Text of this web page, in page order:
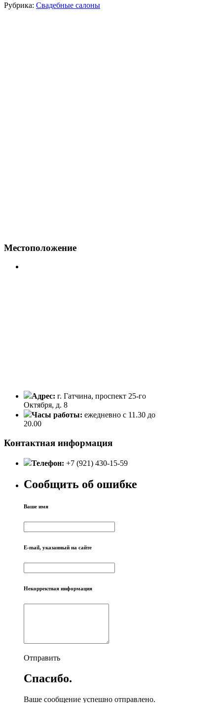
Рубрика: Свадебные салоны
Местоположение
Адрес: г. Гатчина, проспект 25-го
Октября, д. 8
Часы работы: ежедневно с 11.30 до
20.00
Контактная информация
Телефон: +7 (921) 430-15-59
Сообщить об ошибке
Ваше имя
E-mail, указанный на сайте
Некорректная информация
Отправить
Спасибо.
Ваше сообщение успешно отправлено.